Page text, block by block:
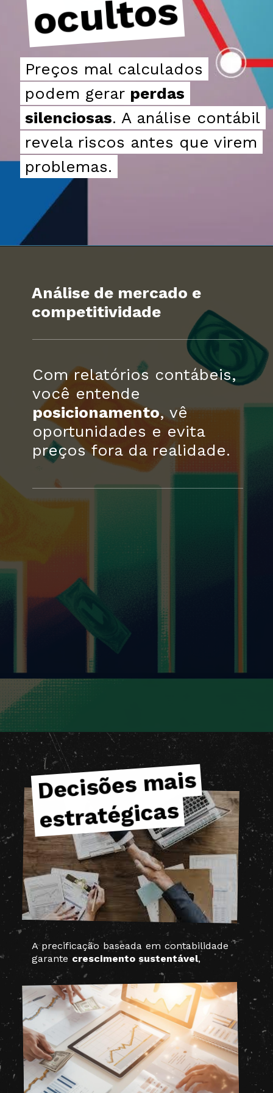
s
s
Preços mal calculados
podem gerar perdas
silenciosas. A análise contábil
revela riscos antes que virem
problemas.
Preços mal calculados
podem gerar perdas
silenciosas. A análise contábil
revela riscos antes que virem
problemas.
Análise de mercado e
competitividade
Com relatórios contábeis,
você entende
posicionamento, vê
oportunidades e evita
preços fora da realidade.
A precificação baseada em contabilidade
garante crescimento sustentável,
Decisões
mais
estratégicas
Decisões
mais
estratégicas